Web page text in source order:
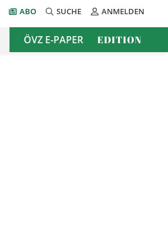
ABO SUCHE ANMELDEN
ÖVZ E-PAPER EDITION